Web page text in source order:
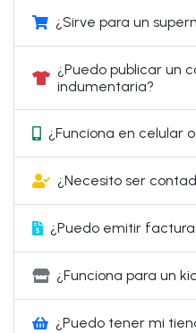
¿Sirve para un
¿Puedo publicar un
indumentaria?
¿Funciona en celular
¿Necesito ser
¿Puedo emitir
¿Funciona para un
¿Puedo tener mi